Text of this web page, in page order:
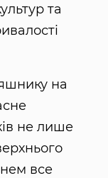
та
на
не лише
все